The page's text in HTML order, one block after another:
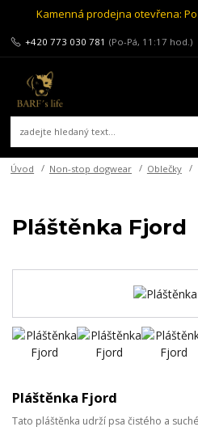
Kamenná prodejna otevřena:
+420 773 030 781 (Po-Pá, 11:17 hod.)
Úvod Non-stop dogwear Oblečky
Pláštěnka Fjord
Pláštěnka Fjord
Tato pláštěnka udrží psa čistého a